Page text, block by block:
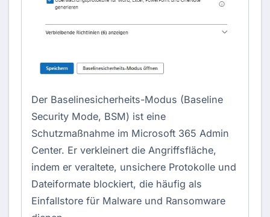
Der Baselinesicherheits-Modus (Baseline
Security Mode, BSM) ist eine
Schutzmaßnahme im Microsoft 365 Admin
Center. Er verkleinert die Angriffsfläche,
indem er veraltete, unsichere Protokolle und
Dateiformate blockiert, die häufig als
Einfallstore für Malware und Ransomware